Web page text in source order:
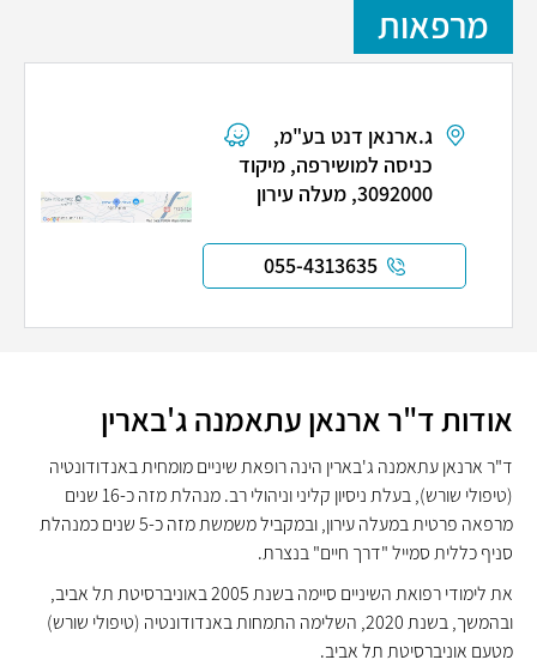
מרפאות
ג.ארנאן דנט בע"מ,
כניסה למושירפה, מיקוד
3092000, מעלה עירון
055-4313635
אודות ד"ר ארנאן עתאמנה ג'בארין
ד"ר ארנאן עתאמנה ג'בארין הינה רופאת שיניים מומחית באנדודונטיה
(טיפולי שורש), בעלת ניסיון קליני וניהולי רב. מנהלת מזה כ-16 שנים
מרפאה פרטית במעלה עירון, ובמקביל משמשת מזה כ-5 שנים כמנהלת
סניף כללית סמייל "דרך חיים" בנצרת.
את לימודי רפואת השיניים סיימה בשנת 2005 באוניברסיטת תל אביב,
ובהמשך, בשנת 2020, השלימה התמחות באנדודונטיה (טיפולי שורש)
מטעם אוניברסיטת תל אביב.